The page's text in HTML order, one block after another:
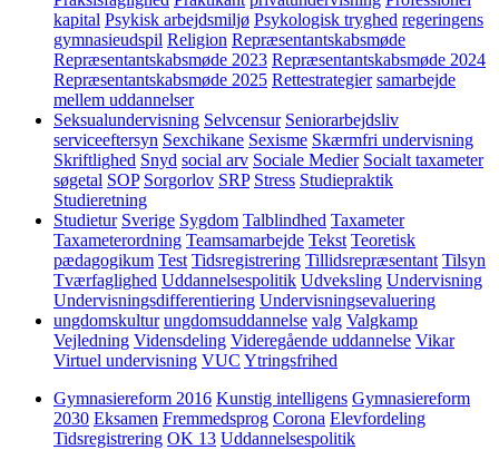
kapital Psykisk arbejdsmiljø Psykologisk tryghed regeringens
gymnasieudspil Religion Repræsentantskabsmøde
Repræsentantskabsmøde 2023 Repræsentantskabsmøde 2024
Repræsentantskabsmøde 2025 Rettestrategier samarbejde
mellem uddannelser
Seksualundervisning Selvcensur Seniorarbejdsliv
serviceeftersyn Sexchikane Sexisme Skærmfri undervisning
Skriftlighed Snyd social arv Sociale Medier Socialt taxameter
søgetal SOP Sorgorlov SRP Stress Studiepraktik
Studieretning
Studietur Sverige Sygdom Talblindhed Taxameter
Taxameterordning Teamsamarbejde Tekst Teoretisk
pædagogikum Test Tidsregistrering Tillidsrepræsentant Tilsyn
Tværfaglighed Uddannelsespolitik Udveksling Undervisning
Undervisningsdifferentiering Undervisningsevaluering
ungdomskultur ungdomsuddannelse valg Valgkamp
Vejledning Vidensdeling Videregående uddannelse Vikar
Virtuel undervisning VUC Ytringsfrihed
Gymnasiereform 2016 Kunstig intelligens Gymnasiereform
2030 Eksamen Fremmedsprog Corona Elevfordeling
Tidsregistrering OK 13 Uddannelsespolitik